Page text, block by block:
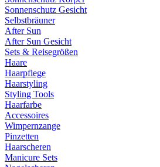
Sonnenschutz Gesicht
Selbstbräuner
After Sun
After Sun Gesicht
Sets & Reisegrößen
Haare
Haarpflege
Haarstyling
Styling Tools
Haarfarbe
Accessoires
Wimpernzange
Pinzetten
Haarscheren
Manicure Sets